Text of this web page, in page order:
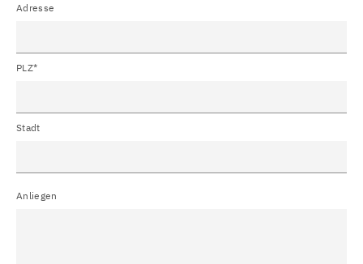
Adresse
PLZ*
Stadt
Anliegen